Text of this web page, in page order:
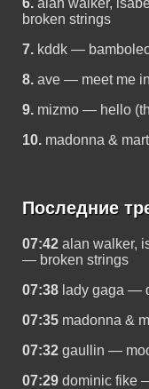
6. alan walker,
broken strings
7. kddk —
8. ave — meet me
9. mizmo — hello
10. madonna &
Последние
07:42 alan walker,
— broken strings
07:38 lady gaga —
07:35 madonna &
07:32 gaullin —
07:29 dominic fike